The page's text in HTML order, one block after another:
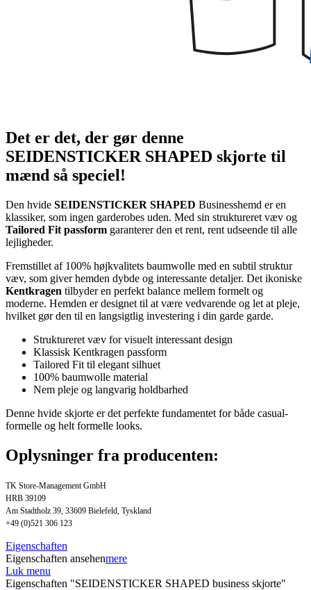
Det er det, der gør denne
SEIDENSTICKER SHAPED skjorte til
mænd så speciel!
Den hvide SEIDENSTICKER SHAPED Businesshemd er en
klassiker, som ingen garderobes uden. Med sin struktureret væv og
Tailored Fit passform garanterer den et rent, rent udseende til alle
lejligheder.
Fremstillet af 100% højkvalitets baumwolle med en subtil struktur
væv, som giver hemden dybde og interessante detaljer. Det ikoniske
Kentkragen tilbyder en perfekt balance mellem formelt og
moderne. Hemden er designet til at være vedvarende og let at pleje,
hvilket gør den til en langsigtlig investering i din garde garde.
Struktureret væv for visuelt interessant design
Klassisk Kentkragen passform
Tailored Fit til elegant silhuet
100% baumwolle material
Nem pleje og langvarig holdbarhed
Denne hvide skjorte er det perfekte fundamentet for både casual-
formelle og helt formelle looks.
Oplysninger fra producenten:
TK Store-Management GmbH
HRB 39109
Am Stadtholz 39, 33609 Bielefeld, Tyskland
+49 (0)521 306 123
Eigenschaften
Eigenschaften ansehenmere
Luk menu
Eigenschaften "SEIDENSTICKER SHAPED business skjorte"